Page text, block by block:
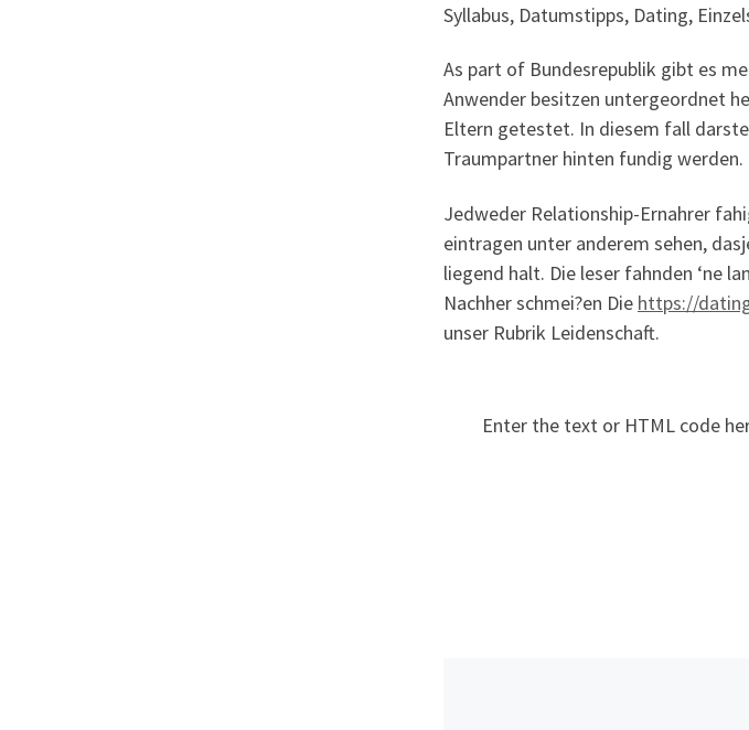
Syllabus, Datumstipps, Dating,
As part of Bundesrepublik gibt es
Anwender besitzen untergeordnet
Eltern getestet. In diesem fall
Traumpartner hinten fundig werden.
Jedweder Relationship-Ernahrer
eintragen unter anderem sehen,
liegend halt. Die leser fahnden ‘ne
Nachher schmei?en Die https://
unser Rubrik Leidenschaft.
Enter the text or HTML code